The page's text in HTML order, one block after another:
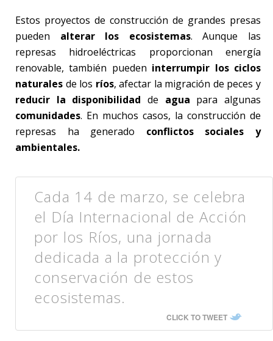
Estos proyectos de construcción de grandes presas
pueden alterar los ecosistemas. Aunque las
represas hidroeléctricas proporcionan energía
renovable, también pueden interrumpir los ciclos
naturales de los ríos, afectar la migración de peces y
reducir la disponibilidad de agua para algunas
comunidades. En muchos casos, la construcción de
represas ha generado conflictos sociales y
ambientales.
Cada 14 de marzo, se celebra
el Día Internacional de Acción
por los Ríos, una jornada
dedicada a la protección y
conservación de estos
ecosistemas.
CLICK TO TWEET